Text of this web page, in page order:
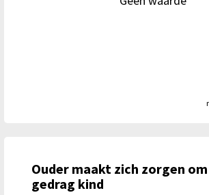
Ouder maakt zich zorgen
gedrag kind